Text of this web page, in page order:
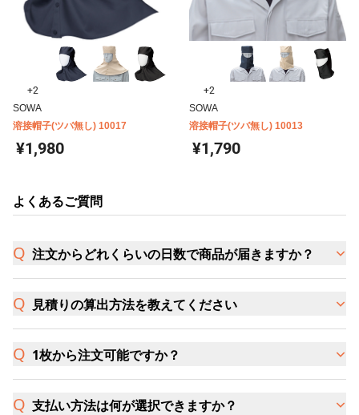
+2
SOWA
溶接帽子(ツバ無し) 10017
¥1,980
+2
SOWA
溶接帽子(ツバ無し) 10013
¥1,790
よくあるご質問
注文からどれくらいの日数で商品が届きますか？
見積りの算出方法を教えてください
1枚から注文可能ですか？
支払い方法は何が選択できますか？